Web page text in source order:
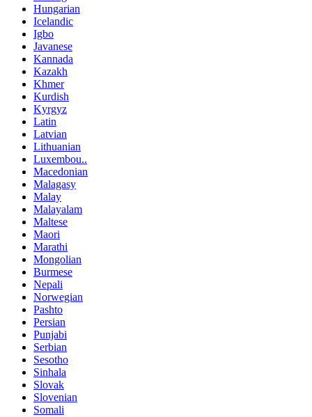
Hungarian
Icelandic
Igbo
Javanese
Kannada
Kazakh
Khmer
Kurdish
Kyrgyz
Latin
Latvian
Lithuanian
Luxembou..
Macedonian
Malagasy
Malay
Malayalam
Maltese
Maori
Marathi
Mongolian
Burmese
Nepali
Norwegian
Pashto
Persian
Punjabi
Serbian
Sesotho
Sinhala
Slovak
Slovenian
Somali